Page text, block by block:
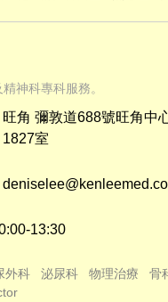
神科專科服務。
旺角 彌敦道688號旺角中
1827室
13:30
外科 泌尿科 物理治療 骨